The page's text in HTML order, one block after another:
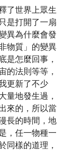
了世界上眾生
是打開了一扇
異為什麼會發
物質」的變異
是怎麼回事，
的法則等等，
更新了不少
量地發生過，
來的，所以當
長的時間，地
，任一物種一
同樣的道理，